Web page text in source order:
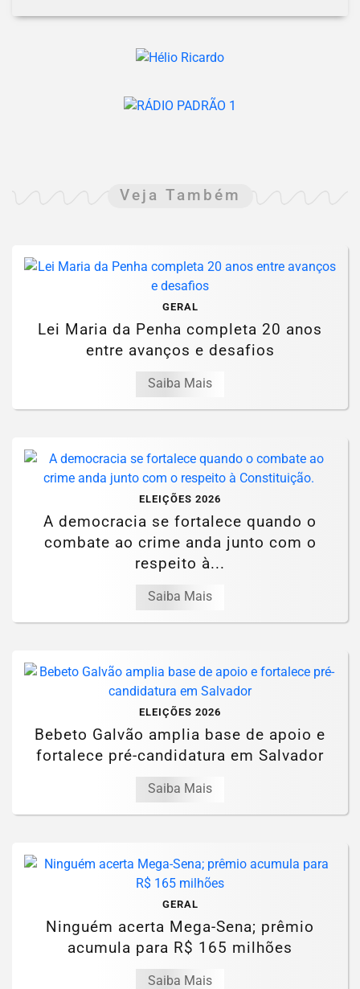
Veja Também
GERAL
Lei Maria da Penha completa 20 anos
entre avanços e desafios
Saiba Mais
ELEIÇÕES 2026
A democracia se fortalece quando o
combate ao crime anda junto com o
respeito à...
Saiba Mais
ELEIÇÕES 2026
Bebeto Galvão amplia base de apoio e
fortalece pré-candidatura em Salvador
Saiba Mais
GERAL
Ninguém acerta Mega-Sena; prêmio
acumula para R$ 165 milhões
Saiba Mais